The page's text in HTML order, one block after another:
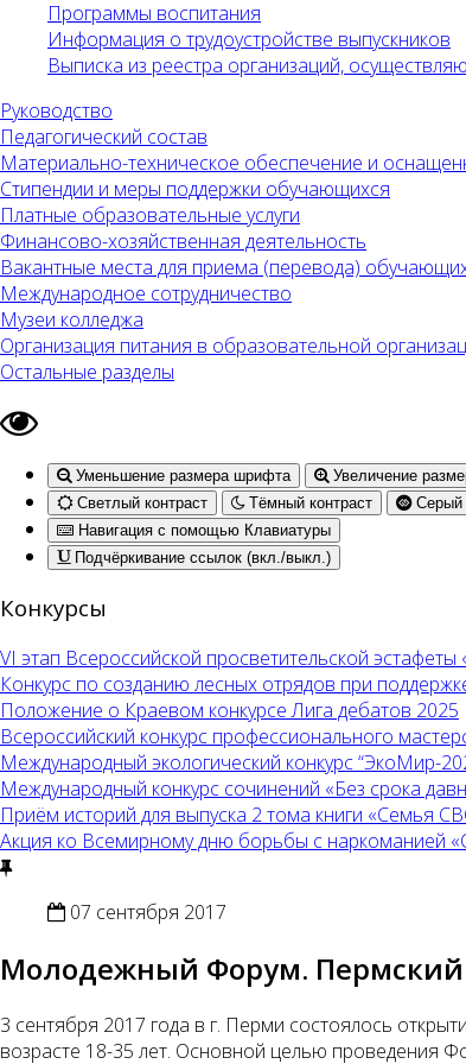
Программы воспитания
Информация о трудоустройстве выпускников
Выписка из реестра организаций,
Руководство
Педагогический состав
Материально-техническое обеспечение и
Стипендии и меры поддержки обучающихся
Платные образовательные услуги
Финансово-хозяйственная деятельность
Вакантные места для приема (перевода)
Международное сотрудничество
Музеи колледжа
Организация питания в образовательной
Остальные разделы
Уменьшение размера шрифта Увеличение
Светлый контраст
Тёмный контраст Серый
Навигация с помощью Клавиатуры
Подчёркивание ссылок (вкл./выкл.)
Конкурсы
VI этап Всероссийской просветительской
Конкурс по созданию лесных отрядов при
Положение о Краевом конкурсе Лига дебатов 2025
Всероссийский конкурс профессионального
Международный экологический конкурс “ЭкоМир-
Международный конкурс сочинений «Без срока
Приём историй для выпуска 2 тома книги «Семья
Акция ко Всемирному дню борьбы с наркоманией
07 сентября 2017
Молодежный Форум.
3 сентября 2017 года в г. Перми состоялось
возрасте 18-35 лет. Основной целью проведения